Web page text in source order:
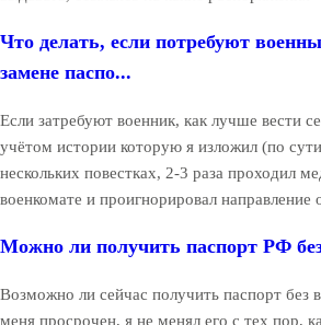
Что делать, если потребуют
замене паспо...
Если затребуют военник, как лучше вести
учётом истории которую я изложил (по
нескольких повестках, 2-3 раза проходил
военкомате и проигнорировал
Можно ли получить паспорт РФ без
Возможно ли сейчас получить паспорт без
меня просрочен, я не менял его с тех пор,